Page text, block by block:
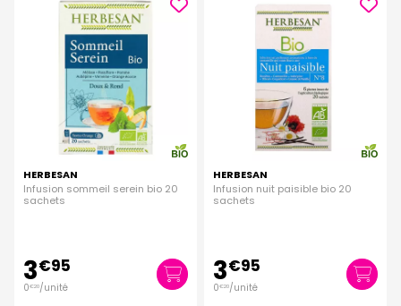
HERBESAN
Infusion sommeil serein bio 20
sachets
3€95
0€20/unité
HERBESAN
Infusion nuit paisible bio 20
sachets
3€95
0€20/unité